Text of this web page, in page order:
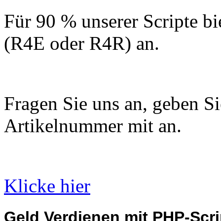
Für 90 % unserer Scripte
(R4E oder R4R) an.
Fragen Sie uns an, geben
Artikelnummer mit an.
Klicke hier
Geld Verdienen mit PHP-